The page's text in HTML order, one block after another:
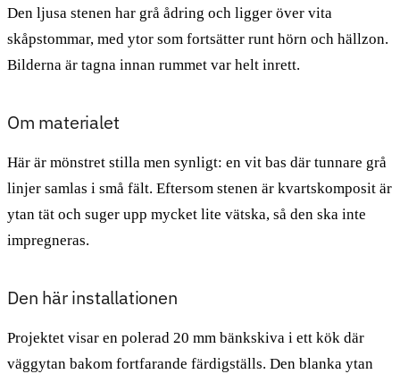
Den ljusa stenen har grå ådring och ligger över vita
skåpstommar, med ytor som fortsätter runt hörn och hällzon.
Bilderna är tagna innan rummet var helt inrett.
Om materialet
Här är mönstret stilla men synligt: en vit bas där tunnare grå
linjer samlas i små fält. Eftersom stenen är kvartskomposit är
ytan tät och suger upp mycket lite vätska, så den ska inte
impregneras.
Den här installationen
Projektet visar en polerad 20 mm bänkskiva i ett kök där
väggytan bakom fortfarande färdigställs. Den blanka ytan